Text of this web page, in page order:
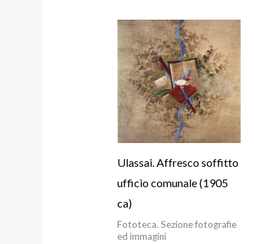
Ulassai. Affresco soffitto
ufficio comunale (1905
ca)
Fototeca. Sezione fotografie
ed immagini